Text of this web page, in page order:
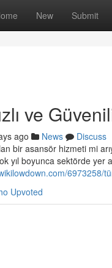
New Submit
ve
ago News
Discuss
bir asansör hizmeti mi
yıl boyunca sektörde yer
6973258/
Upvoted